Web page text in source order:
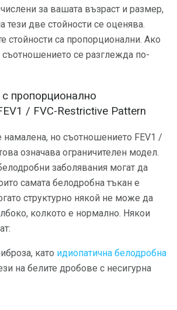
за вашата възраст и размер,
тези две стойности се оценява.
стойности са пропорционални. Ако
се разглежда по-
пропорционално
/ FVC-Restrictive Pattern
намалена, но съотношението FEV1 /
означава ограничителен модел.
заболявания могат да
самата белодробна тъкан е
структурно някой не може да
колкото е нормално. Някои
като идиопатична белодробна
на белите дробове с несигурна